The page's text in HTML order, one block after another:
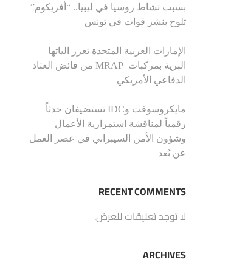
بسبب نشاط روسيا في ليبيا.. “أفريكوم”
تلوح بنشر قوات في تونس
الإمارات العربية المتحدة تعزز الياتها
البرية بمركبات MRAP من فائض العتاد
الدفاعي الأمريكي
مايكروسوفت وIDC تستضيفان حدثاً
رقمياً لمناقشة استمرارية الأعمال
وشؤون الأمن السيبراني في عصر العمل
عن بُعد
RECENT COMMENTS
لا توجد تعليقات للعرض.
ARCHIVES